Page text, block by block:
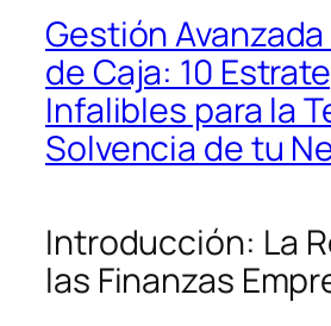
Gestión
de Caja: 10
Infalibles para la
Solvencia de tu
Introducción: La
las Finanzas